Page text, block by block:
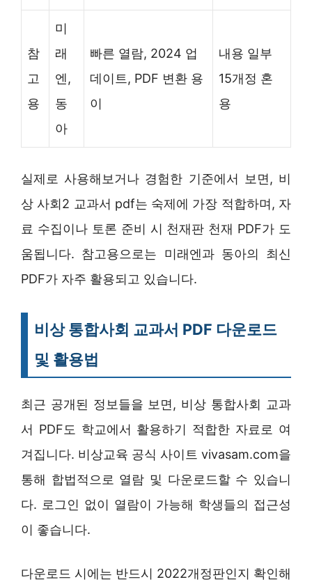
참
고
용
미
래
엔,
동
아
빠른 열람, 2024 업
데이트, PDF 변환 용
이
내용 일부
15개정 혼
용
실제로 사용해보거나 경험한 기준에서 보면, 비
상 사회2 교과서 pdf는 숙제에 가장 적합하며, 자
료 수집이나 토론 준비 시 천재판 천재 PDF가 도
움됩니다. 참고용으로는 미래엔과 동아의 최신
PDF가 자주 활용되고 있습니다.
비상 통합사회 교과서 PDF 다운로드
및 활용법
최근 공개된 정보들을 보면, 비상 통합사회 교과
서 PDF도 학교에서 활용하기 적합한 자료로 여
겨집니다. 비상교육 공식 사이트 vivasam.com을
통해 합법적으로 열람 및 다운로드할 수 있습니
다. 로그인 없이 열람이 가능해 학생들의 접근성
이 좋습니다.
다운로드 시에는 반드시 2022개정판인지 확인해